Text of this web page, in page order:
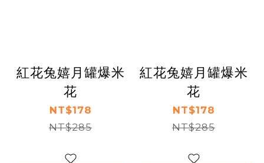
紅花兔嬉月罐爆米
花
NT$178
NT$285
紅花兔嬉月罐爆米
花
NT$178
NT$285